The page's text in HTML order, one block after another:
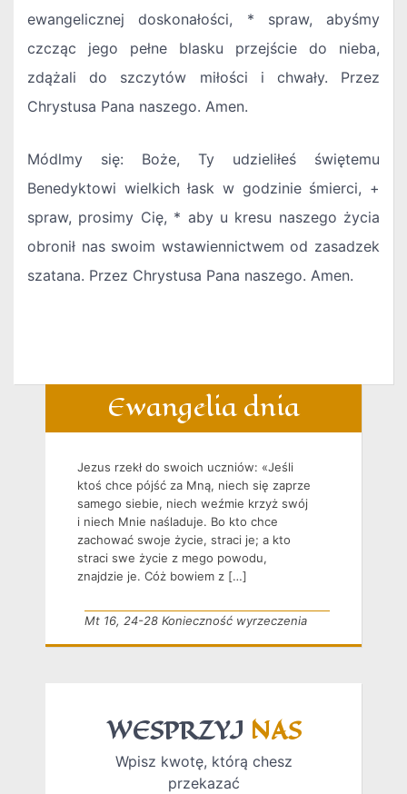
ewangelicznej doskonałości, * spraw, abyśmy
czcząc jego pełne blasku przejście do nieba,
zdążali do szczytów miłości i chwały. Przez
Chrystusa Pana naszego. Amen.
Módlmy się: Boże, Ty udzieliłeś świętemu
Benedyktowi wielkich łask w godzinie śmierci, +
spraw, prosimy Cię, * aby u kresu naszego życia
obronił nas swoim wstawiennictwem od zasadzek
szatana. Przez Chrystusa Pana naszego. Amen.
Ewangelia dnia
Jezus rzekł do swoich uczniów: «Jeśli
ktoś chce pójść za Mną, niech się zaprze
samego siebie, niech weźmie krzyż swój
i niech Mnie naśladuje. Bo kto chce
zachować swoje życie, straci je; a kto
straci swe życie z mego powodu,
znajdzie je. Cóż bowiem z […]
Mt 16, 24-28 Konieczność wyrzeczenia
WESPRZYJ NAS
Wpisz kwotę, którą chesz
przekazać